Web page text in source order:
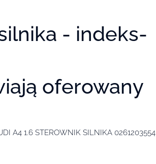
- indeks-
oferowany
A4 1.6 STEROWNIK SILNIKA 0261203554